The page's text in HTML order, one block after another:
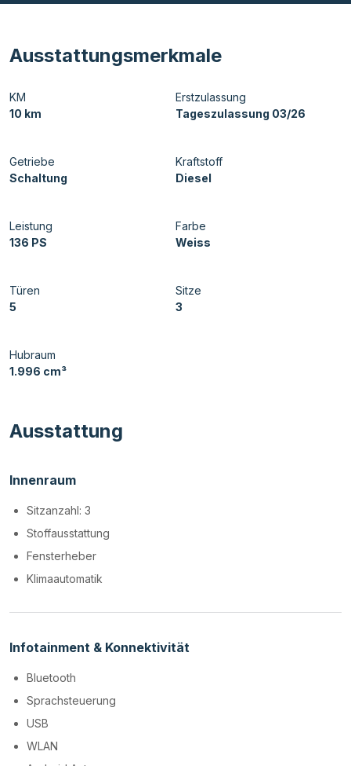
Ausstattungsmerkmale
KM
10 km
Erstzulassung
Tageszulassung 03/26
Getriebe
Schaltung
Kraftstoff
Diesel
Leistung
136 PS
Farbe
Weiss
Türen
5
Sitze
3
Hubraum
1.996 cm³
Ausstattung
Innenraum
Sitzanzahl: 3
Stoffausstattung
Fensterheber
Klimaautomatik
Infotainment & Konnektivität
Bluetooth
Sprachsteuerung
USB
WLAN